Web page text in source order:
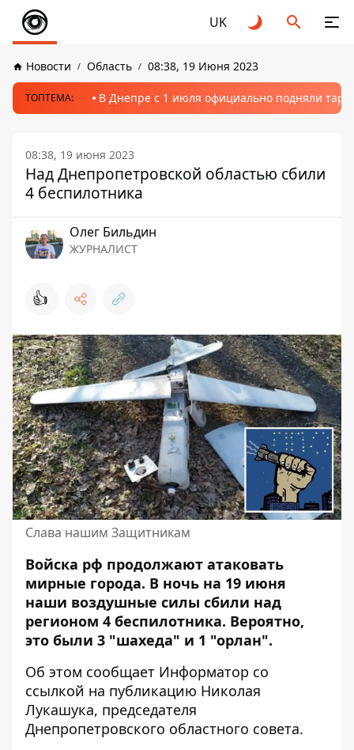
UK
Новости Область 08:38, 19 Июня 2023
ТОПТЕМА: В Днепре с 1 июля официально подняли
08:38, 19 июня 2023
Над Днепропетровской областью сбили
4 беспилотника
Олег Бильдин
ЖУРНАЛИСТ
👍
Слава нашим Защитникам
Войска рф продолжают атаковать
мирные города. В ночь на 19 июня
наши воздушные силы сбили над
регионом 4 беспилотника. Вероятно,
это были 3 "шахеда" и 1 "орлан".
Об этом сообщает Информатор со
ссылкой на публикацию Николая
Лукашука, председателя
Днепропетровского областного совета.